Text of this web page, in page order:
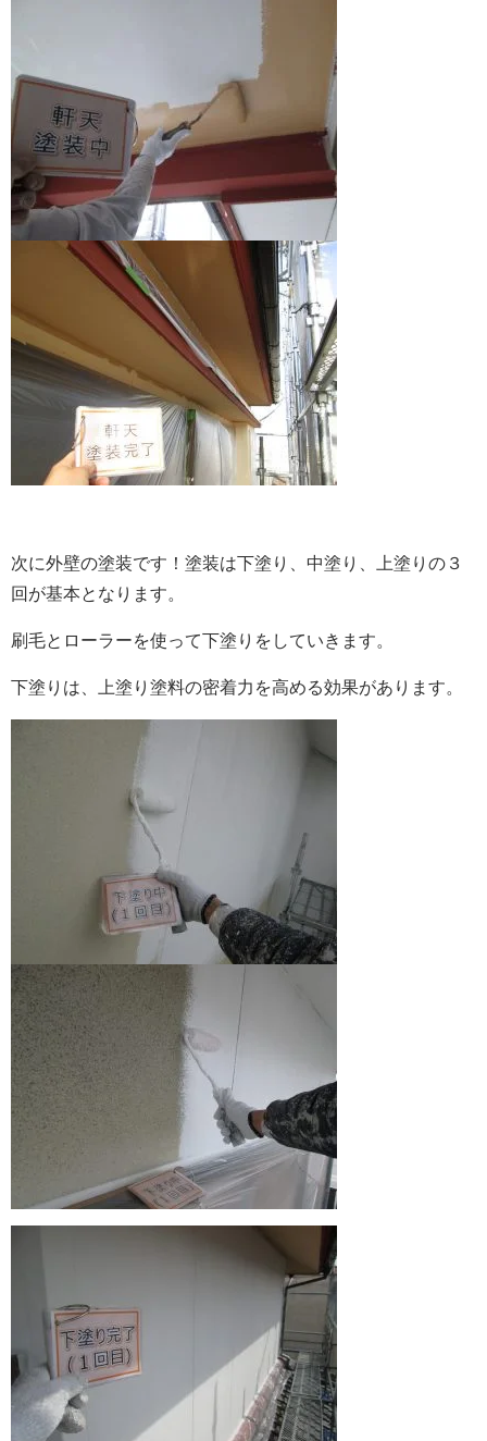
次に外壁の塗装です！ 塗装は下塗り、中塗り、上塗りの３
回が基本となります。
刷毛とローラーを使って下塗りをしていきます。
下塗りは、上塗り塗料の密着力を高める効果があります。